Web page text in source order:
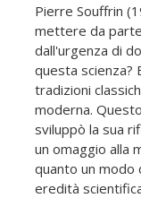
Pierre Souffrin
mettere da
dall'urgenza di
questa scienza?
tradizioni
moderna.
sviluppò la sua
un omaggio alla
quanto un modo
eredità